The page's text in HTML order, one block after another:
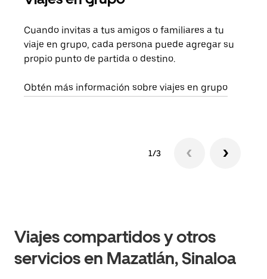
Cuando invitas a tus amigos o familiares a tu
viaje en grupo, cada persona puede agregar su
propio punto de partida o destino.
Obtén más información sobre viajes en grupo
1/3
Viajes compartidos y otros
servicios en Mazatlán, Sinaloa